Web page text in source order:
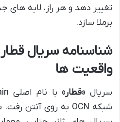
تغییر دهد و هر راز، لایه های
برملا سازد.
شناسنامه سریال
واقعیت ها
سریال «قطار»